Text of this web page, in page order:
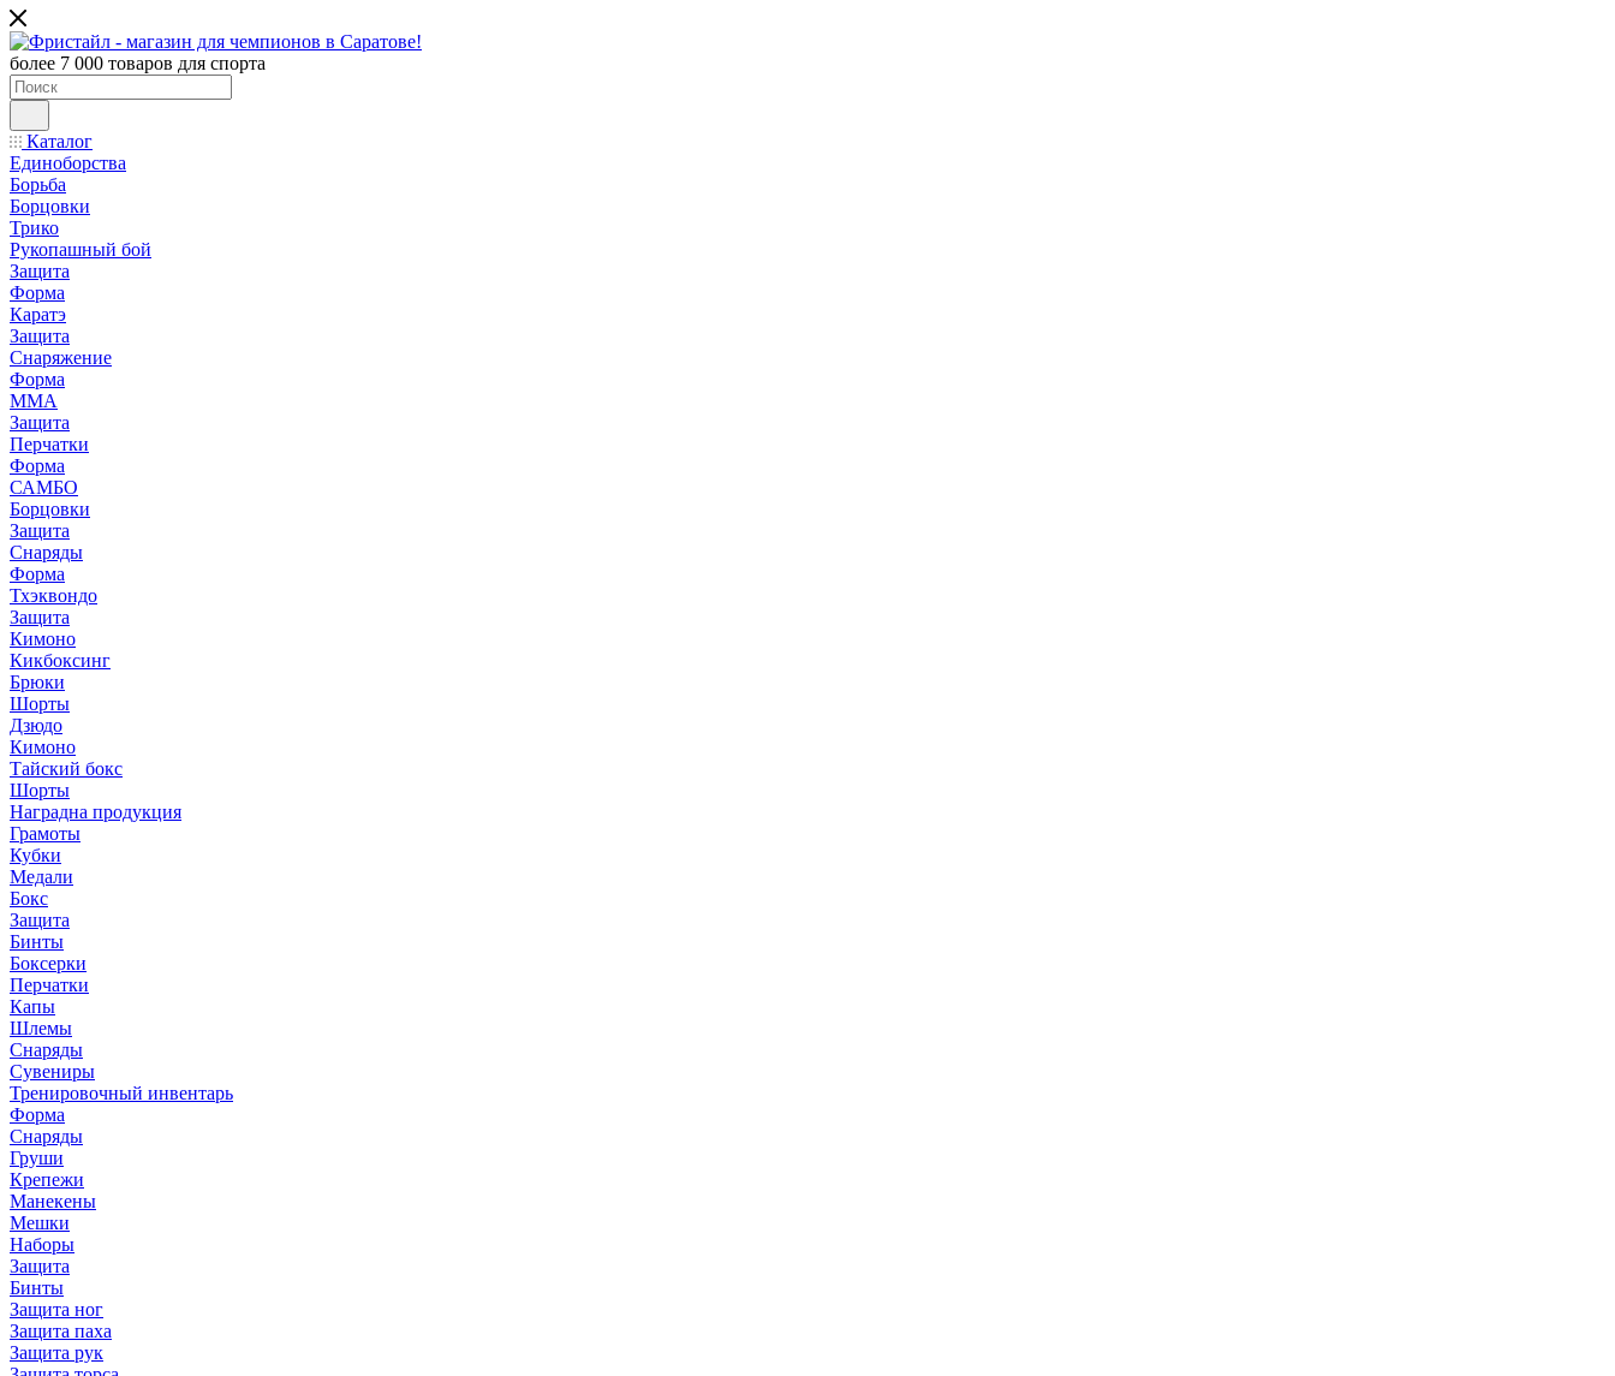
более 7 000 товаров для спорта
Каталог
Единоборства
Борьба
Борцовки
Трико
Рукопашный бой
Защита
Форма
Каратэ
Защита
Снаряжение
Форма
ММА
Защита
Перчатки
Форма
САМБО
Борцовки
Защита
Снаряды
Форма
Тхэквондо
Защита
Кимоно
Кикбоксинг
Брюки
Шорты
Дзюдо
Кимоно
Тайский бокс
Шорты
Наградна продукция
Грамоты
Кубки
Медали
Бокс
Защита
Бинты
Боксерки
Перчатки
Капы
Шлемы
Снаряды
Сувениры
Тренировочный инвентарь
Форма
Снаряды
Груши
Крепежи
Манекены
Мешки
Наборы
Защита
Бинты
Защита ног
Защита паха
Защита рук